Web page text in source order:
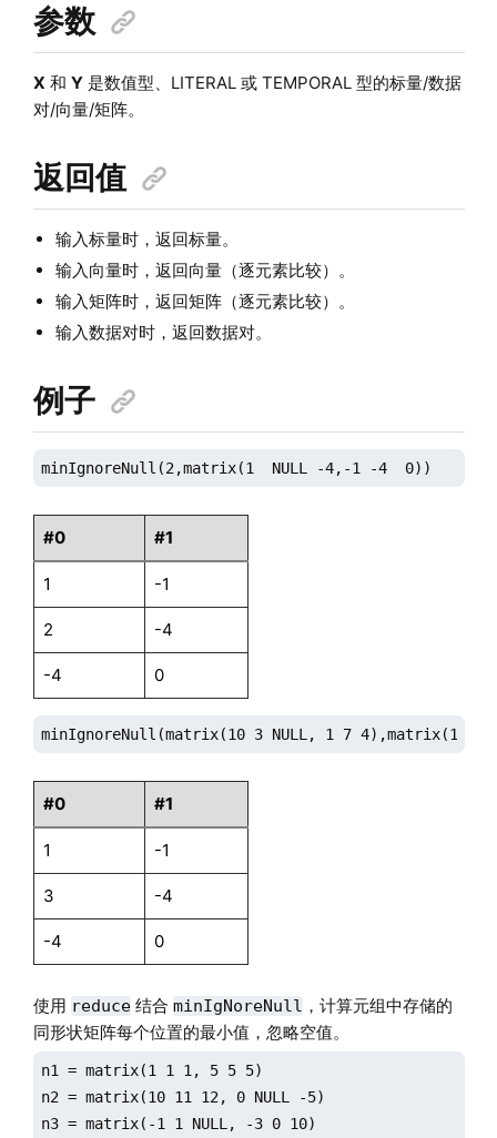
参数
X 和 Y是数值型、LITERAL 或 TEMPORAL 型的标量/数据
对/向量/矩阵。
返回值
输入标量时，返回标量。
输入向量时，返回向量（逐元素比较）。
输入矩阵时，返回矩阵（逐元素比较）。
输入数据对时，返回数据对。
例子
minIgnoreNull(2,matrix(1  NULL -4,-1 -4  0))
#0 #1
1 -1
2 -4
-4 0
minIgnoreNull(matrix(10 3 NULL, 1 7 4),matrix(1
#0 #1
1 -1
3 -4
-4 0
使用 reduce结合 minIgNoreNull ，计算元组中存储的
同形状矩阵每个位置的最小值，忽略空值。
n1 = matrix(1 1 1, 5 5 5)
n2 = matrix(10 11 12, 0 NULL -5)
n3 = matrix(-1 1 NULL, -3 0 10)